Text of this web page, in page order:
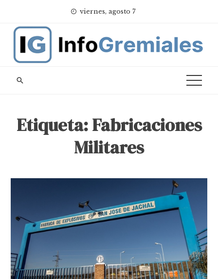
content
viernes, agosto 7
Etiqueta:Fabricaciones
Militares